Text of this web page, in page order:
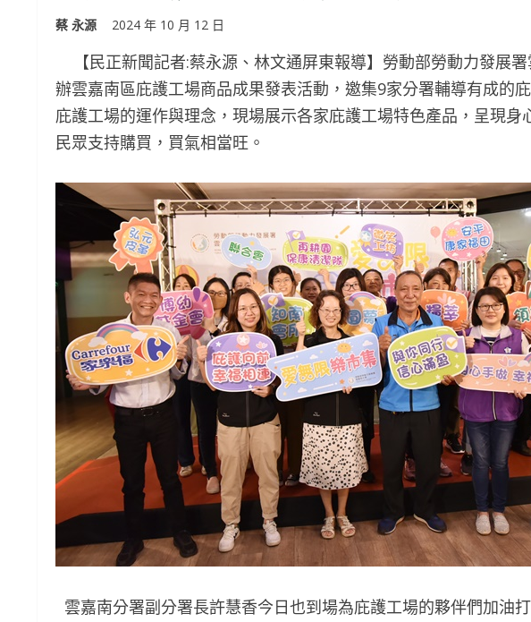
蔡 永源 2024 年 10 月 12 日
【民正新聞記者:蔡永源、林文通屏東報導】勞動部勞動力發展
辦雲嘉南區庇護工場商品成果發表活動，邀集9家分署輔導有成的
庇護工場的運作與理念，現場展示各家庇護工場特色產品，呈現
民眾支持購買，買氣相當旺。
雲嘉南分署副分署長許慧香今日也到場為庇護工場的夥伴們加油